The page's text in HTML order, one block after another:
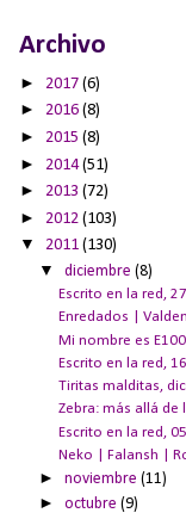
Archivo
► 2017 (6)
► 2016 (8)
► 2015 (8)
► 2014(51)
► 2013 (72)
► 2012 (103)
▼ 2011 (130)
▼diciembre(8)
Escrito en la red,
Enredados |
Mi nombre es
Escrito en la red,
Tiritas malditas,
Zebra: más allá de
Escrito en la red,
Neko | Falansh |
►noviembre(11)
►octubre(9)